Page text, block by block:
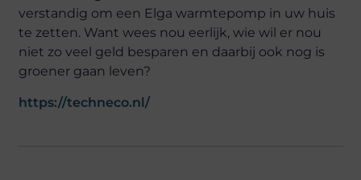
verstandig om een Elga warmtepomp in uw huis
te zetten. Want wees nou eerlijk, wie wil er nou
niet zo veel geld besparen en daarbij ook nog is
groener gaan leven?
https://techneco.nl/